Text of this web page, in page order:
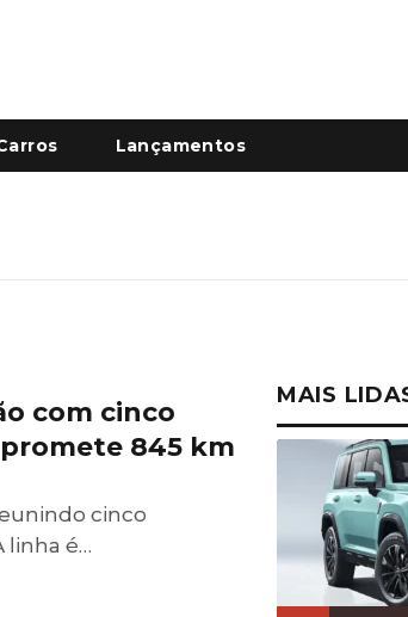
Lançamentos
com cinco
845 km
cinco
linha é…
MAIS